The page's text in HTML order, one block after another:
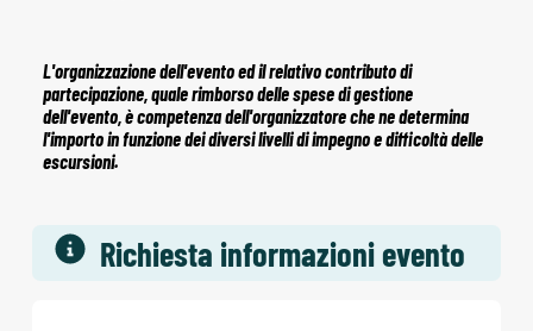
L'organizzazione dell'evento ed il relativo contributo di
partecipazione, quale rimborso delle spese di gestione
dell'evento, è competenza dell'organizzatore che ne determina
l'importo in funzione dei diversi livelli di impegno e difficoltà delle
escursioni.
Richiesta informazioni evento